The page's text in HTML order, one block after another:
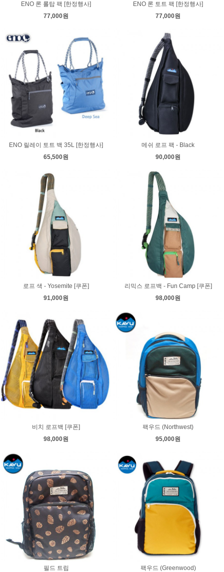
ENO 론 롤탑 팩 [한정행사]
77,000원
ENO 론 토트 팩 [한정행사]
77,000원
ENO 릴레이 토트 백 35L [한정행사]
65,500원
메쉬 로프 팩 - Black
90,000원
로프 색 - Yosemite [쿠폰]
91,000원
리믹스 로프백 - Fun Camp [쿠폰]
98,000원
비치 로프백 [쿠폰]
98,000원
팩우드 (Northwest)
95,000원
필드 트립 팩우드 (Greenwood)